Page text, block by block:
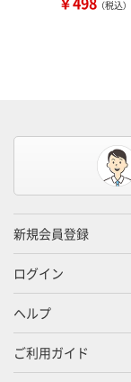
（税込）
新規会員登録
ログイン
ヘルプ
ご利用ガイド